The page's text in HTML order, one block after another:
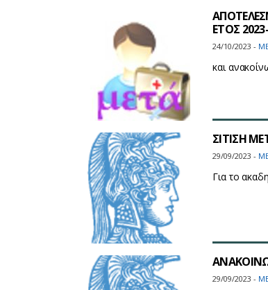
ΕΤΟΣ
24/10/2023 -
και
ΣΙΤΙΣΗ
29/09/2023 -
Για το
29/09/2023 -